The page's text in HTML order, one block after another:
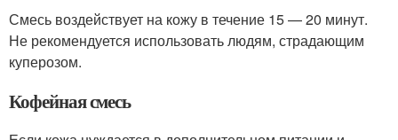
Смесь воздействует на кожу в течение 15 — 20 минут.
Не рекомендуется использовать людям, страдающим
куперозом.
Кофейная смесь